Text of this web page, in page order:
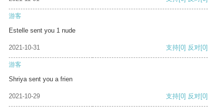
游客
Estelle sent you 1 nude
2021-10-31 支持[0] 反对[0]
游客
Shriya sent you a frien
2021-10-29 支持[0] 反对[0]